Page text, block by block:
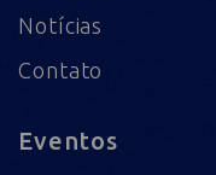
Notícias
Contato
Eventos